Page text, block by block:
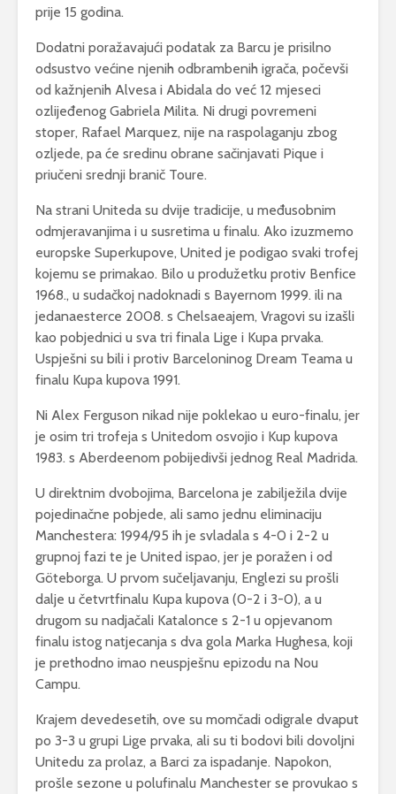
prije 15 godina.
Dodatni poražavajući podatak za Barcu je prisilno
odsustvo većine njenih odbrambenih igrača, počevši
od kažnjenih Alvesa i Abidala do već 12 mjeseci
ozlijeđenog Gabriela Milita. Ni drugi povremeni
stoper, Rafael Marquez, nije na raspolaganju zbog
ozljede, pa će sredinu obrane sačinjavati Pique i
priučeni srednji branič Toure.
Na strani Uniteda su dvije tradicije, u međusobnim
odmjeravanjima i u susretima u finalu. Ako izuzmemo
europske Superkupove, United je podigao svaki trofej
kojemu se primakao. Bilo u produžetku protiv Benfice
1968., u sudačkoj nadoknadi s Bayernom 1999. ili na
jedanaesterce 2008. s Chelsaeajem, Vragovi su izašli
kao pobjednici u sva tri finala Lige i Kupa prvaka.
Uspješni su bili i protiv Barceloninog Dream Teama u
finalu Kupa kupova 1991.
Ni Alex Ferguson nikad nije poklekao u euro-finalu, jer
je osim tri trofeja s Unitedom osvojio i Kup kupova
1983. s Aberdeenom pobijedivši jednog Real Madrida.
U direktnim dvobojima, Barcelona je zabilježila dvije
pojedinačne pobjede, ali samo jednu eliminaciju
Manchestera: 1994/95 ih je svladala s 4-0 i 2-2 u
grupnoj fazi te je United ispao, jer je poražen i od
Göteborga. U prvom sučeljavanju, Englezi su prošli
dalje u četvrtfinalu Kupa kupova (0-2 i 3-0), a u
drugom su nadjačali Katalonce s 2-1 u opjevanom
finalu istog natjecanja s dva gola Marka Hughesa, koji
je prethodno imao neuspješnu epizodu na Nou
Campu.
Krajem devedesetih, ove su momčadi odigrale dvaput
po 3-3 u grupi Lige prvaka, ali su ti bodovi bili dovoljni
Unitedu za prolaz, a Barci za ispadanje. Napokon,
prošle sezone u polufinalu Manchester se provukao s